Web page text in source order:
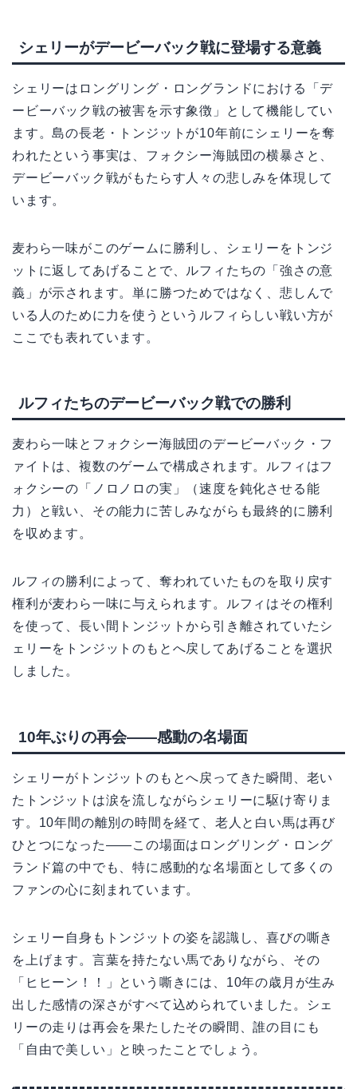
シェリーがデービーバック戦に登場する意義
シェリーはロングリング・ロングランドにおける「デ
ービーバック戦の被害を示す象徴」として機能してい
ます。島の長老・トンジットが10年前にシェリーを奪
われたという事実は、フォクシー海賊団の横暴さと、
デービーバック戦がもたらす人々の悲しみを体現して
います。
麦わら一味がこのゲームに勝利し、シェリーをトンジ
ットに返してあげることで、ルフィたちの「強さの意
義」が示されます。単に勝つためではなく、悲しんで
いる人のために力を使うというルフィらしい戦い方が
ここでも表れています。
ルフィたちのデービーバック戦での勝利
麦わら一味とフォクシー海賊団のデービーバック・フ
ァイトは、複数のゲームで構成されます。ルフィはフ
ォクシーの「ノロノロの実」（速度を鈍化させる能
力）と戦い、その能力に苦しみながらも最終的に勝利
を収めます。
ルフィの勝利によって、奪われていたものを取り戻す
権利が麦わら一味に与えられます。ルフィはその権利
を使って、長い間トンジットから引き離されていたシ
ェリーをトンジットのもとへ戻してあげることを選択
しました。
10年ぶりの再会——感動の名場面
シェリーがトンジットのもとへ戻ってきた瞬間、老い
たトンジットは涙を流しながらシェリーに駆け寄りま
す。10年間の離別の時間を経て、老人と白い馬は再び
ひとつになった——この場面はロングリング・ロング
ランド篇の中でも、特に感動的な名場面として多くの
ファンの心に刻まれています。
シェリー自身もトンジットの姿を認識し、喜びの嘶き
を上げます。言葉を持たない馬でありながら、その
「ヒヒーン！！」という嘶きには、10年の歳月が生み
出した感情の深さがすべて込められていました。シェ
リーの走りは再会を果たしたその瞬間、誰の目にも
「自由で美しい」と映ったことでしょう。